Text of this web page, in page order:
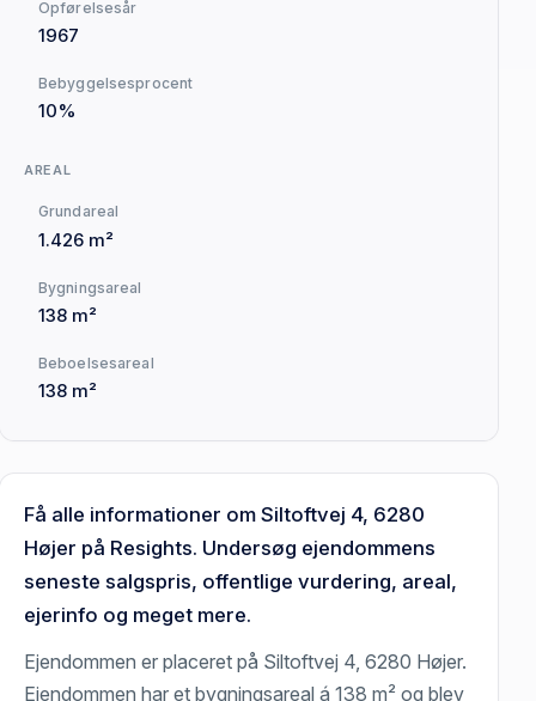
Opførelsesår
1967
Bebyggelsesprocent
10%
AREAL
Grundareal
1.426 m²
Bygningsareal
138 m²
Beboelsesareal
138 m²
Få alle informationer om Siltoftvej 4, 6280
Højer på Resights. Undersøg ejendommens
seneste salgspris, offentlige vurdering, areal,
ejerinfo og meget mere.
Ejendommen er placeret på Siltoftvej 4, 6280 Højer.
Ejendommen har et bygningsareal á 138 m² og blev